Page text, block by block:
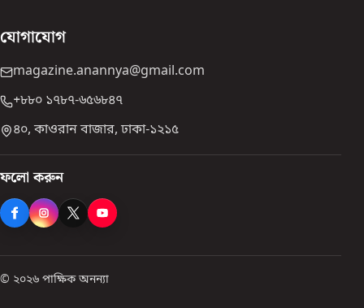
যোগাযোগ
magazine.anannya@gmail.com
+৮৮০ ১৭৮৭-৬৫৬৮৪৭
৪০, কাওরান বাজার, ঢাকা-১২১৫
ফলো করুন
© ২০২৬ পাক্ষিক অনন্যা